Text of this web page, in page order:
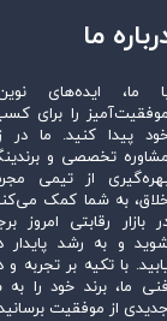
ما
ما، ایده‌های
را برای
پیدا کنید. ما در
تخصصی و
از تیمی
به شما کمک
بازار رقابتی امروز
و به رشد
با تکیه بر تجربه
ما، برند خود را
از موفقیت